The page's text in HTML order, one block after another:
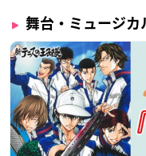
舞台・ミュージカ